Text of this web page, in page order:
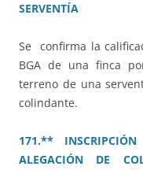
SERVENTÍA
Se confirma la
BGA de una finca
terreno de una
colindante.
171.** INSCRIPCIÓN
ALEGACIÓN DE